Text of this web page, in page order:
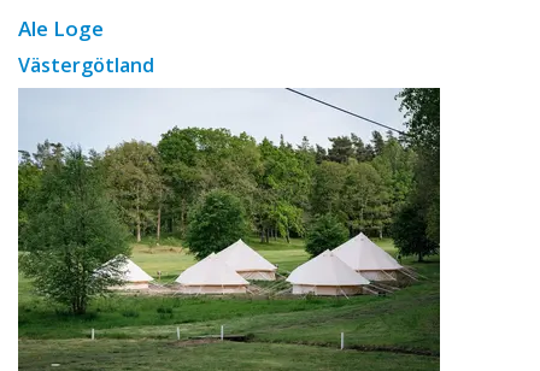
Ale Loge
Västergötland